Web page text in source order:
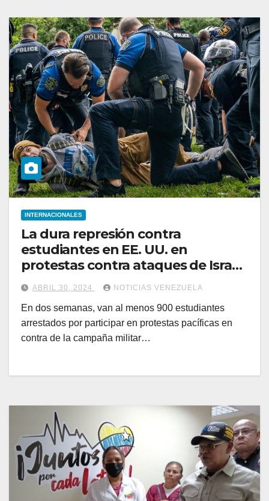
INTERNACIONALES
La dura represión contra
estudiantes en EE. UU. en
protestas contra ataques de Israel
en Gaza
ABRIL 30, 2024 NOTICIAS VENEZUELA
En dos semanas, van al menos 900 estudiantes
arrestados por participar en protestas pacíficas en
contra de la campaña militar…